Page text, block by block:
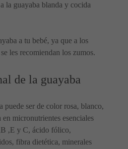
la guayaba blanda y cocida
a tu bebé, ya que a los
les recomiendan los zumos.
de la guayaba
puede ser de color rosa, blanco,
micronutrientes esenciales
,E y C, ácido fólico,
fibra dietética, minerales